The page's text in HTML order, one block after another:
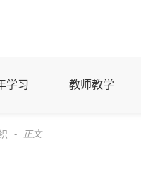
学习 教师教学
- 正文